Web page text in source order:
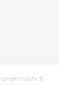
project (sayfa 3)